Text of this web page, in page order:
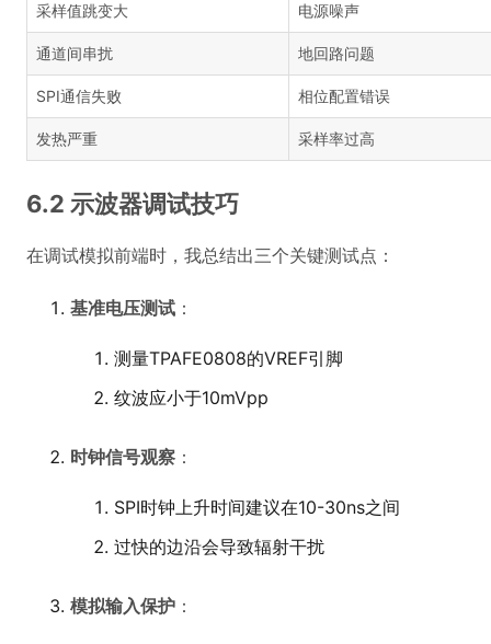
采样值跳变大 电源噪声
通道间串扰 地回路问题
SPI通信失败 相位配置错误
发热严重 采样率过高
6.2 示波器调试技巧
在调试模拟前端时，我总结出三个关键测试点：
基准电压测试 ：
测量TPAFE0808的VREF引脚
纹波应小于10mVpp
时钟信号观察 ：
SPI时钟上升时间建议在10-30ns之间
过快的边沿会导致辐射干扰
模拟输入保护 ：